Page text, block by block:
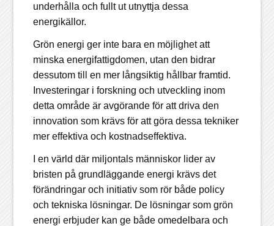
underhålla och fullt ut utnyttja dessa
energikällor.
Grön energi ger inte bara en möjlighet att
minska energifattigdomen, utan den bidrar
dessutom till en mer långsiktig hållbar framtid.
Investeringar i forskning och utveckling inom
detta område är avgörande för att driva den
innovation som krävs för att göra dessa tekniker
mer effektiva och kostnadseffektiva.
I en värld där miljontals människor lider av
bristen på grundläggande energi krävs det
förändringar och initiativ som rör både policy
och tekniska lösningar. De lösningar som grön
energi erbjuder kan ge både omedelbara och